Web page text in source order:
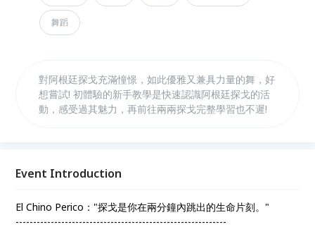
舞蹈
對阿根廷探戈充滿憧憬，如此優雅又兼具力量的舞，好
想嘗試! 初體驗的新手教學是快速認識阿根廷探戈的活
動，感受過其魅力，再前往兩兩探戈完整學習也不遲!
Event Introduction
El Chino Perico："探戈是你在兩分鐘內跳出的生命片刻。"
------------------------------------------------------------